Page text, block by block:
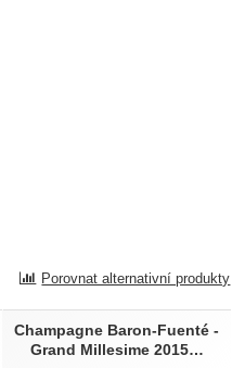
Porovnat alternativní produkty
Champagne Baron-Fuenté -
Grand Millesime 2015…